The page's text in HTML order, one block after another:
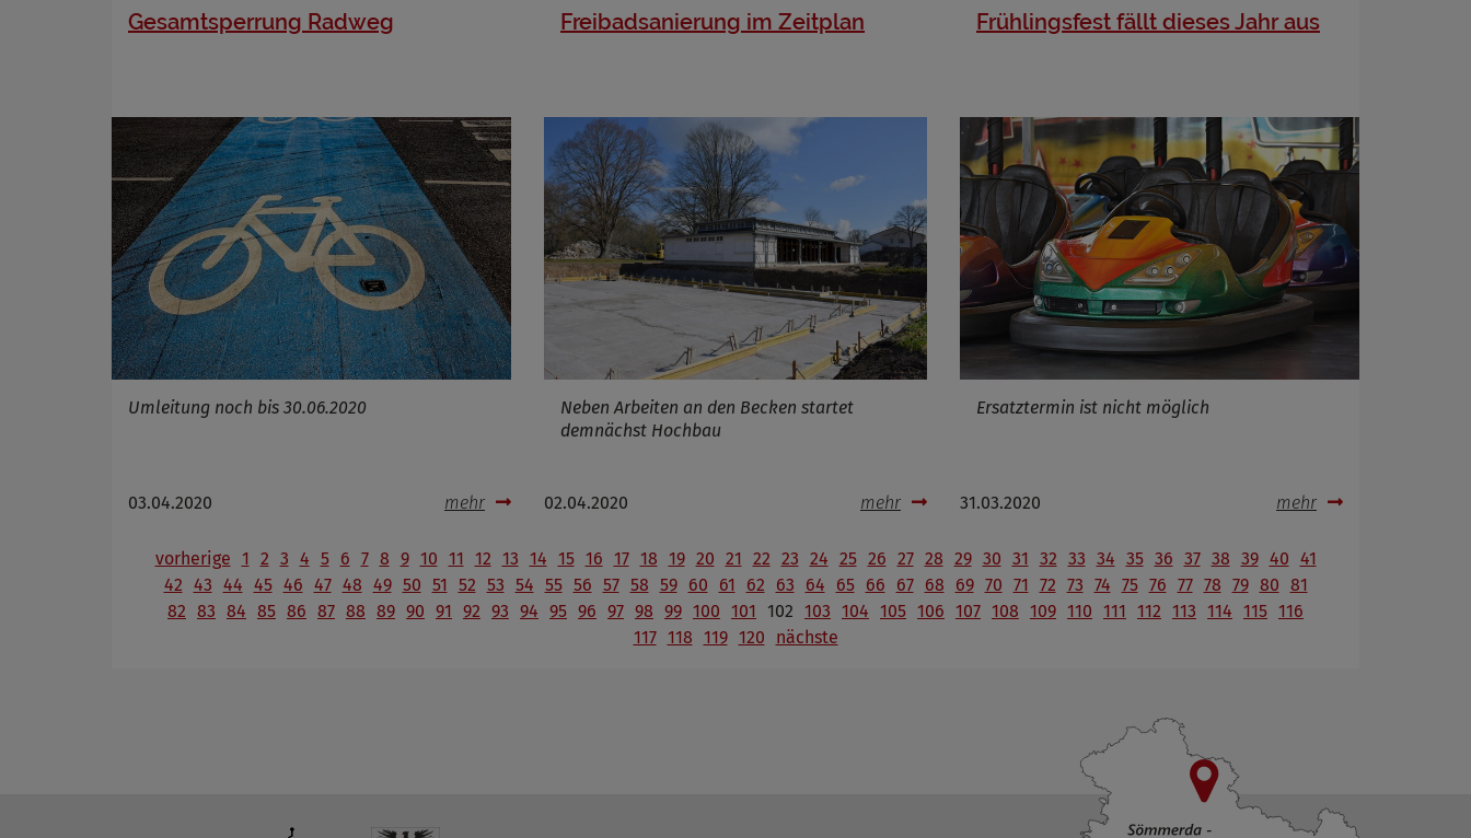
Gesamtsperrung Radweg
Umleitung noch bis 30.06.2020
03.04.2020 mehr
Freibadsanierung im Zeitplan
Neben Arbeiten an den Becken startet
demnächst Hochbau
02.04.2020 mehr
Frühlingsfest fällt dieses Jahr aus
Ersatztermin ist nicht möglich
31.03.2020 mehr
vorherige 1 2 3 4 5 6 7 8 9 10 11 12 13 14 15 16 17 18 19 20 21 22 23 24 25 26 27 28 29 30 31 32 33 34 35 36 37 38 39 40 41
42 43 44 45 46 47 48 49 50 51 52 53 54 55 56 57 58 59 60 61 62 63 64 65 66 67 68 69 70 71 72 73 74 75 76 77 78 79 80 81
82 83 84 85 86 87 88 89 90 91 92 93 94 95 96 97 98 99 100 101 102 103 104 105 106 107 108 109 110 111 112 113 114 115 116
117 118 119 120 nächste